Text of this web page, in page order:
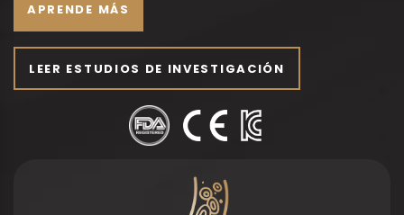
APRENDE MÁS
LEER ESTUDIOS DE INVESTIGACIÓN